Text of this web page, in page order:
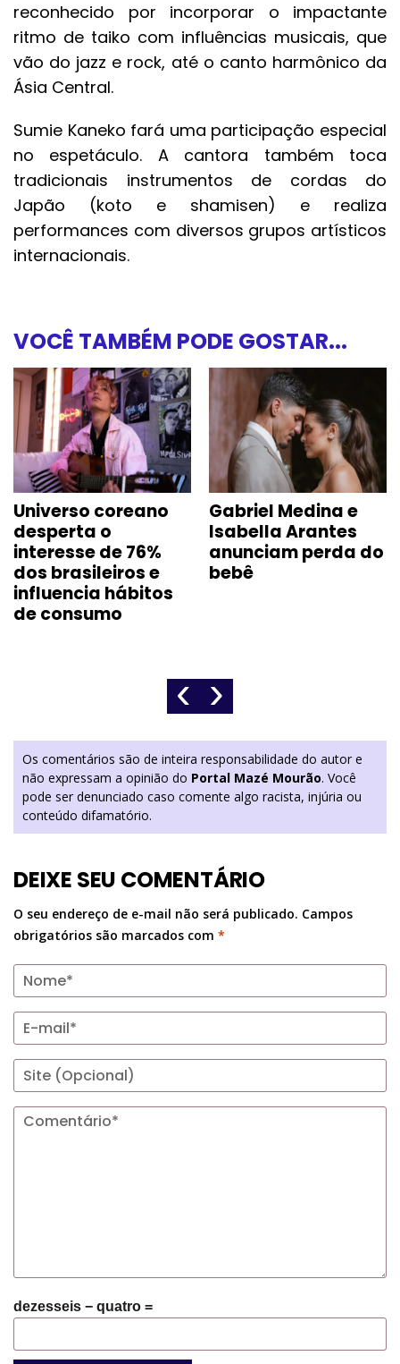
reconhecido por incorporar o impactante
ritmo de taiko com influências musicais, que
vão do jazz e rock, até o canto harmônico da
Ásia Central.
Sumie Kaneko fará uma participação especial
no espetáculo. A cantora também toca
tradicionais instrumentos de cordas do
Japão (koto e shamisen) e realiza
performances com diversos grupos artísticos
internacionais.
VOCÊ TAMBÉM PODE GOSTAR...
Universo coreano
desperta o
interesse de 76%
dos brasileiros e
influencia hábitos
de consumo
Gabriel Medina e
Isabella Arantes
anunciam perda do
bebê
‹ ›
Os comentários são de inteira responsabilidade do autor e
não expressam a opinião do Portal Mazé Mourão. Você
pode ser denunciado caso comente algo racista, injúria ou
conteúdo difamatório.
DEIXE SEU COMENTÁRIO
O seu endereço de e-mail não será publicado. Campos
obrigatórios são marcados com *
dezesseis − quatro =